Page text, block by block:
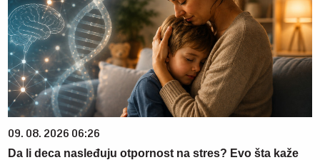
09. 08. 2026 06:26
Da li deca nasleđuju otpornost na stres? Evo šta kaže